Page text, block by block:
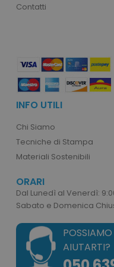
Contatti
INFO UTILI
Chi Siamo
Tecniche di Stampa
Materiali Sostenibili
ORARI
Dal Lunedì al Venerdì:
Sabato e Domenica
POSSIAMO
AIUTARTI?
mage-cache-